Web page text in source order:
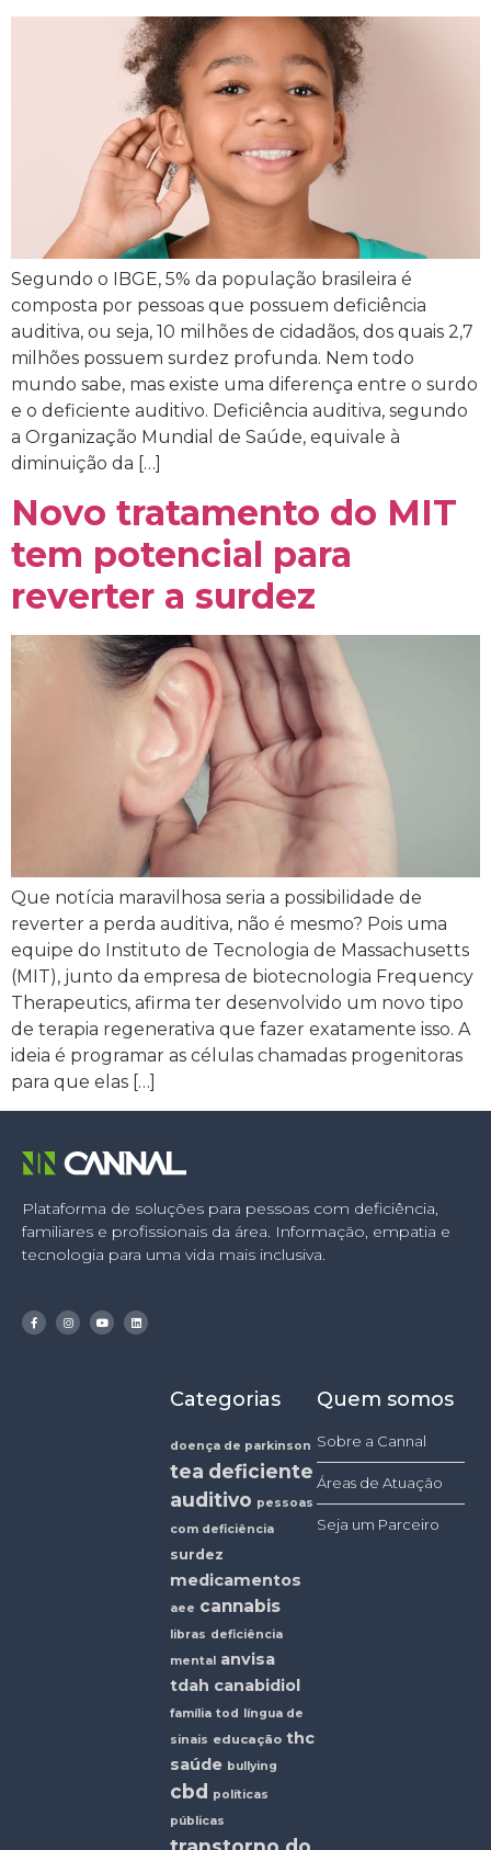
Segundo o IBGE, 5% da população brasileira é
composta por pessoas que possuem deficiência
auditiva, ou seja, 10 milhões de cidadãos, dos quais 2,7
milhões possuem surdez profunda. Nem todo
mundo sabe, mas existe uma diferença entre o surdo
e o deficiente auditivo. Deficiência auditiva, segundo
a Organização Mundial de Saúde, equivale à
diminuição da […]
Novo tratamento do MIT
tem potencial para
reverter a surdez
Que notícia maravilhosa seria a possibilidade de
reverter a perda auditiva, não é mesmo? Pois uma
equipe do Instituto de Tecnologia de Massachusetts
(MIT), junto da empresa de biotecnologia Frequency
Therapeutics, afirma ter desenvolvido um novo tipo
de terapia regenerativa que fazer exatamente isso. A
ideia é programar as células chamadas progenitoras
para que elas […]
Plataforma de soluções para pessoas com deficiência,
familiares e profissionais da área. Informação, empatia e
tecnologia para uma vida mais inclusiva.
Categorias
doença de parkinson
tea deficiente
auditivo pessoas
com deficiência
surdez
medicamentos
aee cannabis
libras deficiência
mental
anvisa
tdah canabidiol
família tod
língua de
sinais educação thc
saúde bullying
cbd
políticas
públicas
Quem somos
Sobre a Cannal
Áreas de Atuação
Seja um Parceiro